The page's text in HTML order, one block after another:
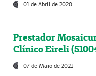
01 de Abril de 2020
Prestador
Clínico Eireli
07 de Maio de 2021